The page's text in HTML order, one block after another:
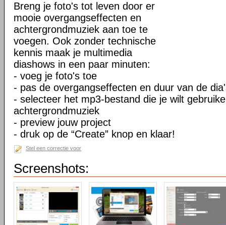
Breng je foto's tot leven door er
mooie overgangseffecten en
achtergrondmuziek aan toe te
voegen. Ook zonder technische
kennis maak je multimedia
diashows in een paar minuten:
- voeg je foto's toe
- pas de overgangseffecten en duur van de
- selecteer het mp3-bestand die je wilt
achtergrondmuziek
- preview jouw project
- druk op de “Create” knop en klaar!
Stel een correctie voor
Screenshots: